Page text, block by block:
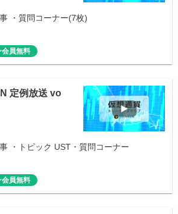
・質問コーナー(7枚)
会員無料
定例放送 vo
・トピック UST・質問コーナー
会員無料